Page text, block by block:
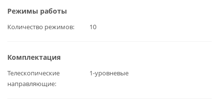
Режимы работы
Количество режимов 10
Комплектация
Телескопические
направляющие
1-уровневые